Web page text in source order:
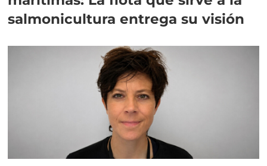
salmonicultura entrega su visión